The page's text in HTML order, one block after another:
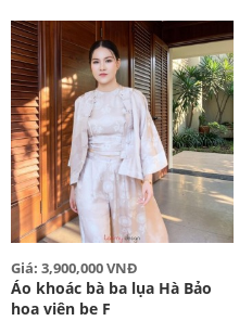
Giá: 3,900,000 VNĐ
Áo khoác bà ba lụa Hà Bảo
hoa viên be F